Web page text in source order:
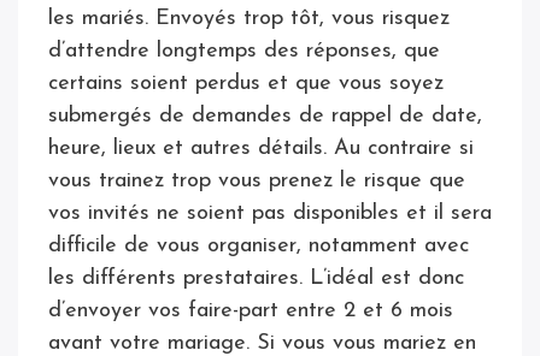
les mariés. Envoyés trop tôt, vous risquez
d’attendre longtemps des réponses, que
certains soient perdus et que vous soyez
submergés de demandes de rappel de date,
heure, lieux et autres détails. Au contraire si
vous trainez trop vous prenez le risque que
vos invités ne soient pas disponibles et il sera
difficile de vous organiser, notamment avec
les différents prestataires. L’idéal est donc
d’envoyer vos faire-part entre 2 et 6 mois
avant votre mariage. Si vous vous mariez en